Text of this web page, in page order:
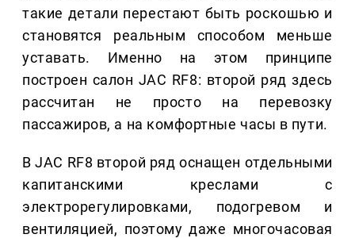
такие детали перестают быть роскошью и
становятся реальным способом меньше
уставать. Именно на этом принципе
построен салон JAC RF8: второй ряд здесь
рассчитан не просто на перевозку
пассажиров, а на комфортные часы в пути.
В JAC RF8 второй ряд оснащен отдельными
капитанскими креслами с
электрорегулировками, подогревом и
вентиляцией, поэтому даже многочасовая